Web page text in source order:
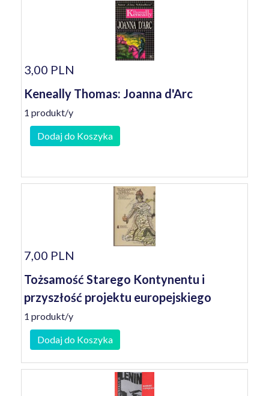
3,00 PLN
Keneally Thomas: Joanna d'Arc
1 produkt/y
Dodaj do Koszyka
7,00 PLN
Tożsamość Starego Kontynentu i
przyszłość projektu europejskiego
1 produkt/y
Dodaj do Koszyka